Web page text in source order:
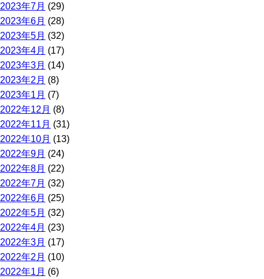
2023年7月 (29)
2023年6月 (28)
2023年5月 (32)
2023年4月 (17)
2023年3月 (14)
2023年2月 (8)
2023年1月 (7)
2022年12月 (8)
2022年11月 (31)
2022年10月 (13)
2022年9月 (24)
2022年8月 (22)
2022年7月 (32)
2022年6月 (25)
2022年5月 (32)
2022年4月 (23)
2022年3月 (17)
2022年2月 (10)
2022年1月 (6)